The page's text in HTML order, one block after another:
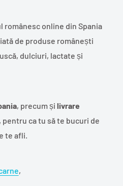
românesc online din Spania
de produse românești
dulciuri, lactate și
, precum și livrare
pentru ca tu să te bucuri de
te afli.
,